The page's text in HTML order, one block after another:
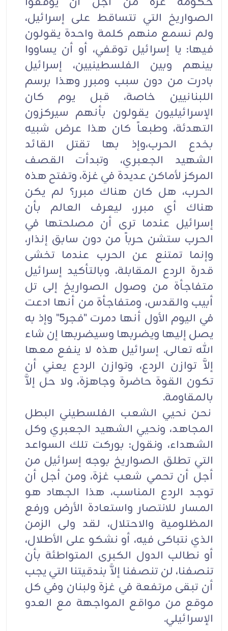
الصواريخ التي تتساقط على إسرائيل،
ولم نسمع منهم كلمة واحدة يقولون
فيها: يا إسرائيل توقفي، أو أن يساووا
بينهم وبين الفلسطينيين، إسرائيل
بادرت من دون سبب ومبرر وهذا برسم
اللبنانيين خاصة، قبل يوم كان
الإسرائيليون يقولون بأنهم سيركزون
التهدئة، وطبعاً كان هذا عرض شبيه
بخدع الحرب،وإذ بها تقتل القائد
الشهيد الجعبري، وتبدأت القصف
المركز لأماكن عديدة في غزة، وتفتح هذه
الحرب، هل كان هناك مبرر؟ لم يكن
هناك أي مبرر، ليعرف العالم بأن
إسرائيل عندما ترى أن مصلحتها في
الحرب ستشن حرباً من دون سابق إنذار،
وإنما تمتنع عن الحرب عندما تخشى
قدرة الردع المقابلة، وبالتأكيد إسرائيل
متفاجأة من وصول الصواريخ إلى تل
أبيب والقدس، ومتفاجأة من أنها ادعت
في اليوم الأول أنها دمرت "فجر5" وإذ به
يصل إليها ويضربها وسيضربها إن شاء
الله تعالى. إسرائيل هذه لا ينفع معها
إلاَّ توازن الردع، وتوازن الردع يعني أن
تكون القوة حاضرة وجاهزة، ولا حل إلاَّ
بالمقاومة.
نحن نحيي الشعب الفلسطيني البطل
المجاهد، ونحيي الشهيد الجعبري وكل
الشهداء، ونقول: بوركت تلك السواعد
التي تطلق الصواريخ بوجه إسرائيل من
أجل أن تحمي شعب غزة، ومن أجل أن
توجد الردع المناسب، هذا الجهاد هو
المسار للانتصار واستعادة الأرض ورفع
المظلومية والاحتلال، لقد ولى الزمن
الذي نتباكى فيه، أو نشكو على الأطلال،
أو نطالب الدول الكبرى المتواطئة بأن
تنصفنا، لن تنصفنا إلاَّ بندقيتنا التي يجب
أن تبقى مرتفعة في غزة ولبنان وفي كل
موقع من مواقع المواجهة مع العدو
الإسرائيلي.